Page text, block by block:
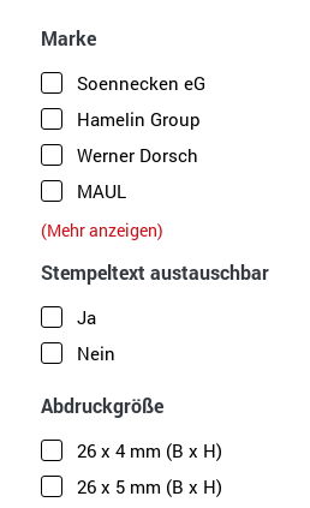
Marke
Soennecken eG
Hamelin Group
Werner Dorsch
MAUL
Trodat
COLOP
(Mehr anzeigen)
Stempeltext austauschbar
Ja
Nein
Abdruckgröße
26 x 4 mm (B x H)
26 x 5 mm (B x H)